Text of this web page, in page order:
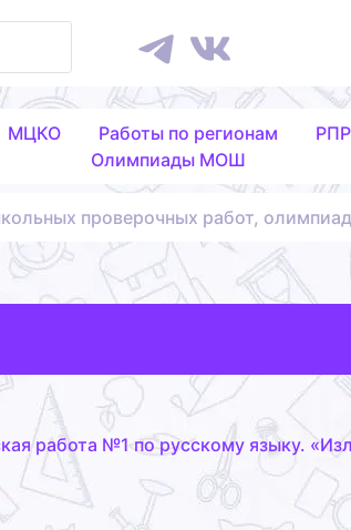
МЦКО Работы по регионам РПР
Олимпиады МОШ
проверочных работ,
работа №1 по русскому языку.